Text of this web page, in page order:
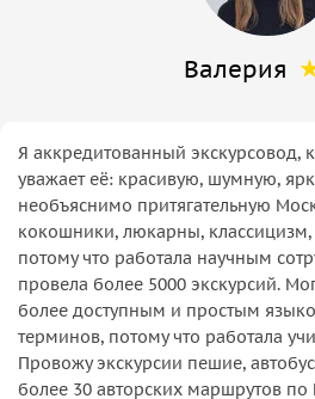
Валерия
Я аккредитованный экскурсовод,
уважает её: красивую, шумную,
необъяснимо притягательную
кокошники, люкарны,
потому что работала научным
провела более 5000 экскурсий.
более доступным и простым
терминов, потому что работала
Провожу экскурсии пешие,
более 30 авторских маршрутов по